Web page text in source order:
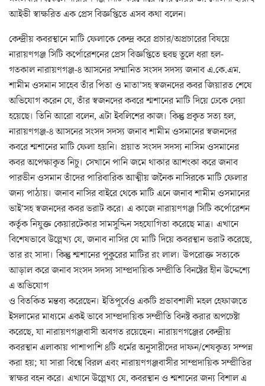
আইভী স্বাক্ষরিত এক প্রেস বিজ্ঞপ্তিতে এসব কথা বলেন।
কেন্দ্রীয় কবরস্থানে মাটি ফেলাকে কেন্দ্র করে প্রচার/অপ্রচারের বিষয়ে
নারায়ণগঞ্জ সিটি কর্পোরেশনের প্রেস বিজ্ঞপ্তিতে হুবহু তুলে ধরা হল-
গতকাল নারায়ণগঞ্জ-৪ আসনের সম্মানিত সংসদ সদস্য জনাব এ.কে.এম.
শামীম ওসমান সাহেব তাঁর পিতা ও মাতা’সহ স্বজনদের কবর জিয়ারত শেষে
অভিযােগ করেন যে, তাঁর স্বজনদের কবরে শ্মশানের মাটি দিয়ে ঢেকে দেয়া
হয়েছে। তিনি আরাে বলেন, এটা ইবলিশের কাজ। কিন্তু প্রকৃত সত্য হল,
নারায়ণগঞ্জ-৪ আসনের সংসদ সদস্য জনাব শামীম ওসমানের স্বজনদের
কবরে শ্মশানের মাটি ফেলা হয়নি। প্রয়াত সংসদ সদস্য নাসিম ওসমানের
কবর অপেক্ষাকৃত নিচু। সেখানে পানি জমে থাকার আশংকা করে জনাব
পারভীন ওসমান তাঁদের পারিবারিক আত্মীয় জনৈক নাসিরকে মাটি ফেলার
জন্য পাঠায়। জনাব নাসির বাইরে থেকে মাটি এনে জনাব শামীম ওসমানের
ভাই’সহ স্বজনদের কবর ভরাট করে। এ কাজে নারায়ণগঞ্জ সিটি কর্পোরেশন
কর্তৃক নিযুক্ত কেয়ারটেকার সামসুদ্দিন সহযােগিতা করেছে মাত্র। এখানে
বিশেষভাবে উল্লেখ্য যে, জনাব নাসির যে মাটি দিয়ে কবরস্থান ভরাট করেছে,
তার রং সাদা। কিন্তু শ্মশানের পুকুরের মাটির রং লাল। উপরােক্ত সত্যকে
আড়াল করে জনাব সংসদ সদস্য সাম্প্রদায়িক সম্প্রীতি বিনষ্টের হীন উদ্দেশ্যে
এ অভিযােগ
ও বিতর্কিত মন্তব্য করেছেন। ইতিপূর্বেও একটি প্রভাবশালী মহল হেফাজতে
ইসলামের মাধ্যমে একই ভাবে সাম্প্রদায়িক সম্প্রীতি বিনষ্ট করার অপচেষ্টা
করেছে, যা নারায়ণগঞ্জবাসী অবগত রয়েছেন। নারায়ণগঞ্জের কেন্দ্রীয়
কবরস্থান এলাকায় পাশাপাশি ৪টি ধর্মের অনুসারীদের দাফন/শেষকৃত্য সম্পন্ন
করা হয়; যা সারা বিশ্বে বিরল এবং নারায়ণগঞ্জবাসীর সাম্প্রদায়িক সম্প্রীতির
স্বাক্ষর বহন করে। এখানে উল্লেখ্য যে, কবরস্থান ও শ্মশানের জন্য বিশাল এ